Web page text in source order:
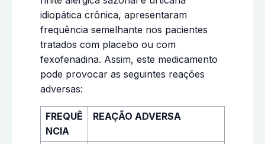
idiopática crônica, apresentaram
frequência semelhante nos pacientes
tratados com placebo ou com
fexofenadina. Assim, este medicamento
pode provocar as seguintes reações
adversas:
FREQUÊ
NCIA
REAÇÃO ADVERSA